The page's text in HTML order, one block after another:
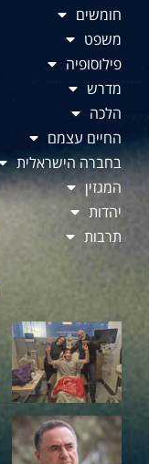
חומשים
משפט
פילוסופיה
מדרש
הלכה
החיים עצמם
בחברה הישראלית
המגזין
יהדות
תרבות